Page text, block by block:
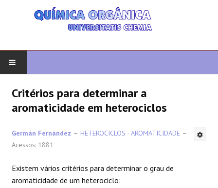
QUIMICA ORGANICA
ORGÂNICO AVANÇADO
SÍNTESE
Critérios para determinar a
aromaticidade em heterociclos
Germán Fernández
HETEROCICLOS - AROMATICIDADE
Acessos: 1881
Existem vários critérios para determinar o grau de
aromaticidade de um heterociclo: